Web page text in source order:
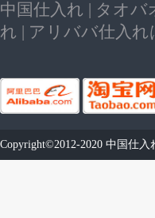
中国仕入れ | タオバ
れ | アリババ仕入
Copyright©2012-2020 中国仕入